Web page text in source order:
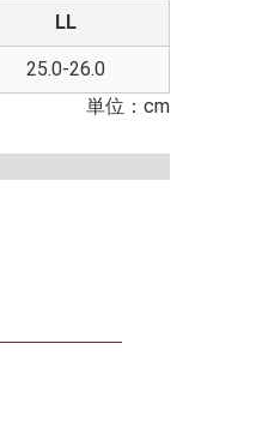
LL
25.0-26.0
単位：cm